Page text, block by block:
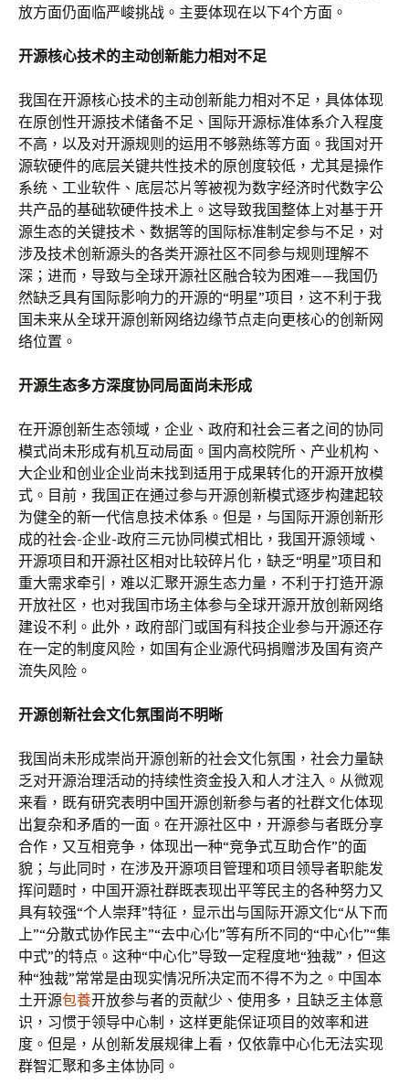
放方面仍面临严峻挑战。主要体现在以下4个方面。
开源核心技术的主动创新能力相对不足
我国在开源核心技术的主动创新能力相对不足，具体体现
在原创性开源技术储备不足、国际开源标准体系介入程度
不高，以及对开源规则的运用不够熟练等方面。我国对开
源软硬件的底层关键共性技术的原创度较低，尤其是操作
系统、工业软件、底层芯片等被视为数字经济时代数字公
共产品的基础软硬件技术上。这导致我国整体上对基于开
源生态的关键技术、数据等的国际标准制定参与不足，对
涉及技术创新源头的各类开源社区不同参与规则理解不
深；进而，导致与全球开源社区融合较为困难——我国仍
然缺乏具有国际影响力的开源的“明星”项目，这不利于我
国未来从全球开源创新网络边缘节点走向更核心的创新网
络位置。
开源生态多方深度协同局面尚未形成
在开源创新生态领域，企业、政府和社会三者之间的协同
模式尚未形成有机互动局面。国内高校院所、产业机构、
大企业和创业企业尚未找到适用于成果转化的开源开放模
式。目前，我国正在通过参与开源创新模式逐步构建起较
为健全的新一代信息技术体系。但是，与国际开源创新形
成的社会-企业-政府三元协同模式相比，我国开源领域、
开源项目和开源社区相对比较碎片化，缺乏“明星”项目和
重大需求牵引，难以汇聚开源生态力量，不利于打造开源
开放社区，也对我国市场主体参与全球开源开放创新网络
建设不利。此外，政府部门或国有科技企业参与开源还存
在一定的制度风险，如国有企业源代码捐赠涉及国有资产
流失风险。
开源创新社会文化氛围尚不明晰
我国尚未形成崇尚开源创新的社会文化氛围，社会力量缺
乏对开源治理活动的持续性资金投入和人才注入。从微观
来看，既有研究表明中国开源创新参与者的社群文化体现
出复杂和矛盾的一面。在开源社区中，开源参与者既分享
合作，又互相竞争，体现出一种“竞争式互助合作”的面
貌；与此同时，在涉及开源项目管理和项目领导者职能发
挥问题时，中国开源社群既表现出平等民主的各种努力又
具有较强“个人崇拜”特征，显示出与国际开源文化“从下而
上”“分散式协作民主”“去中心化”等有所不同的“中心化”“集
中式”的特点。这种“中心化”导致一定程度地“独裁”，但这
种“独裁”常常是由现实情况所决定而不得不为之。中国本
土开源包養开放参与者的贡献少、使用多，且缺乏主体意
识，习惯于领导中心制，这样更能保证项目的效率和进
度。但是，从创新发展规律上看，仅依靠中心化无法实现
群智汇聚和多主体协同。